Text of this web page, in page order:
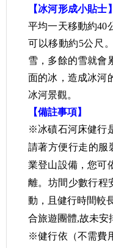
【冰河形成小貼士】
平均一天移動約40
可以移動約5公尺
雪，多餘的雪就會
面的冰，造成冰河
冰河景觀。
【備註事項】
※冰磧石河床健行
請著方便行走的服
業登山設備，您可
離。坊間少數行程
動，且健行時間較
合旅遊團體,故未安
※健行依（不需費